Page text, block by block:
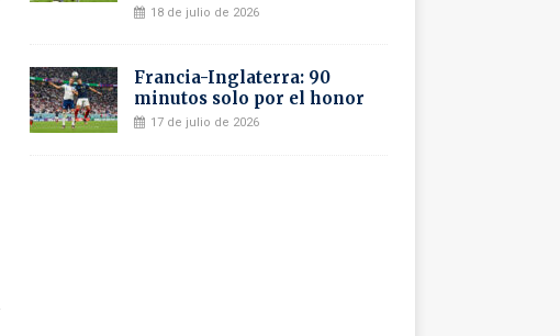
18 de julio de 2026
Francia-Inglaterra: 90
minutos solo por el honor
17 de julio de 2026